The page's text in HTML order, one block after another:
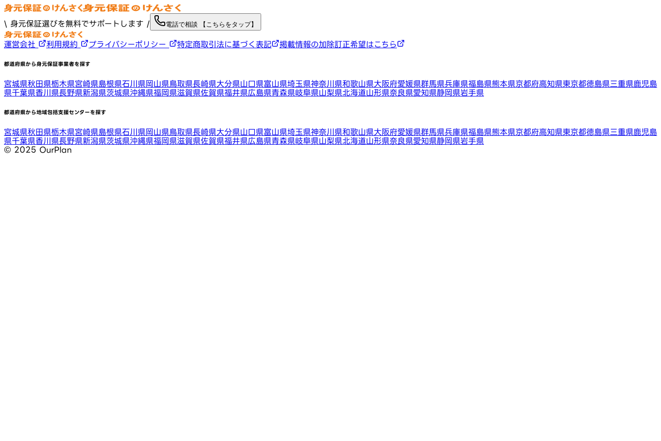
\ 身元保証選びを無料でサポートします / 電話で相談 【こちらをタップ】
運営会社 利用規約 プライバシーポリシー 特定商取引法に基づく表記 掲載情報の加除訂正希望はこちら
都道府県から身元保証事業者を探す
宮城県秋田県栃木県宮崎県島根県石川県岡山県鳥取県長崎県大分県山口県富山県埼玉県神奈川県和歌山県大阪府愛媛県群馬県兵庫県福島県熊本県京都府高知県東京都徳島県三重県鹿児島
県千葉県香川県長野県新潟県茨城県沖縄県福岡県滋賀県佐賀県福井県広島県青森県岐阜県山梨県北海道山形県奈良県愛知県静岡県岩手県
都道府県から地域包括支援センターを探す
宮城県秋田県栃木県宮崎県島根県石川県岡山県鳥取県長崎県大分県山口県富山県埼玉県神奈川県和歌山県大阪府愛媛県群馬県兵庫県福島県熊本県京都府高知県東京都徳島県三重県鹿児島
県千葉県香川県長野県新潟県茨城県沖縄県福岡県滋賀県佐賀県福井県広島県青森県岐阜県山梨県北海道山形県奈良県愛知県静岡県岩手県
©︎ 2025 OurPlan